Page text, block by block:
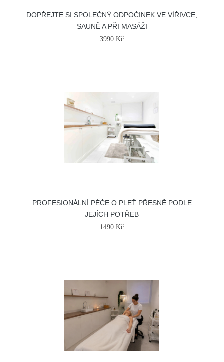
DOPŘEJTE SI SPOLEČNÝ ODPOČINEK VE VÍŘIVCE,
SAUNĚ A PŘI MASÁŽI
3990 Kč
PROFESIONÁLNÍ PÉČE O PLEŤ PŘESNĚ PODLE
JEJÍCH POTŘEB
1490 Kč